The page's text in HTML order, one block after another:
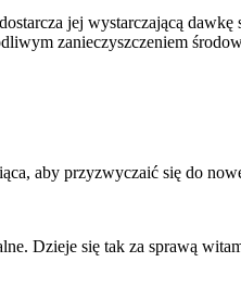
jej wystarczającą
zanieczyszczeniem
aby przyzwyczaić się do
Dzieje się tak za sprawą